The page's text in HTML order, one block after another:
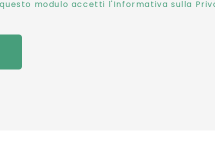
modulo accetti l'Informativa sulla